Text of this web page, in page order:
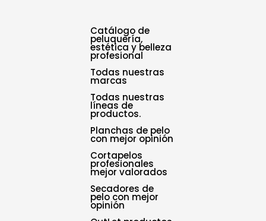
Catálogo de
peluquería,
estética y belleza
profesional
Todas nuestras
marcas
Todas nuestras
líneas de
productos.
Planchas de pelo
con mejor opinión
Cortapelos
profesionales
mejor valorados
Secadores de
pelo con mejor
opinión